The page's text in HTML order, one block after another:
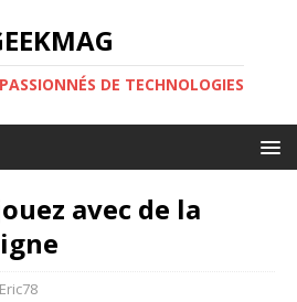
DE TECHNOLOGIES
avec de la
Eric78